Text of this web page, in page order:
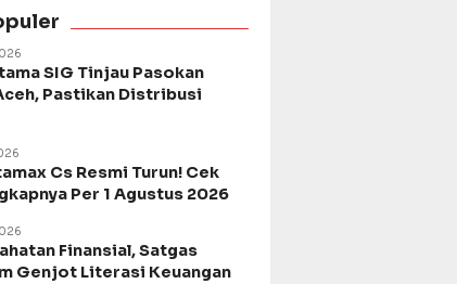
SIG Tinjau Pasokan
Pastikan Distribusi
Cs Resmi Turun! Cek
Per 1 Agustus 2026
Finansial, Satgas
Genjot Literasi Keuangan